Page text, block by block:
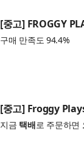
[중고] FROGGY
구매 만족도 94.4%
[중고] Froggy
지금 택배로 주문하면